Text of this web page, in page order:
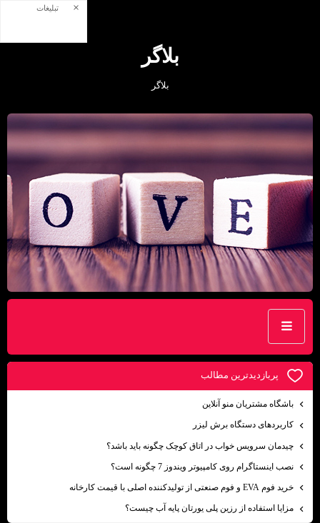
بلاگر
بلاگر
پربازديدترين مطالب
باشگاه مشتریان منو آنلاین
کاربردهای دستگاه برش لیزر
چیدمان سرویس خواب در اتاق کوچک چگونه باید باشد؟
نصب اینستاگرام روی کامپیوتر ویندوز 7 چگونه است؟
خرید فوم EVA و فوم صنعتی از تولیدکننده اصلی با قیمت کارخانه
مزایا استفاده از رزین پلی یورتان پایه آب چیست؟
تبلیغات ×